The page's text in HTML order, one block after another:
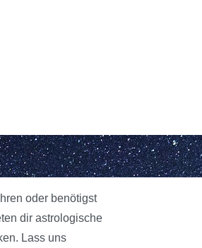
oder benötigst
dir astrologische
Lass uns